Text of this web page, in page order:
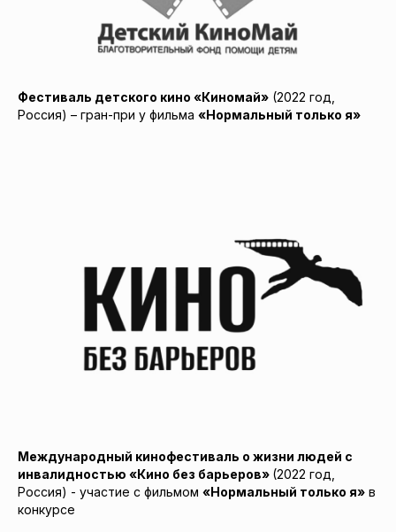
Фестиваль детского кино «Киномай» (2022 год,
Россия) – гран-при у фильма «Нормальный только я»
Международный кинофестиваль о жизни людей с
инвалидностью «Кино без барьеров» (2022 год,
Россия) - участие с фильмом «Нормальный только я» в
конкурсе